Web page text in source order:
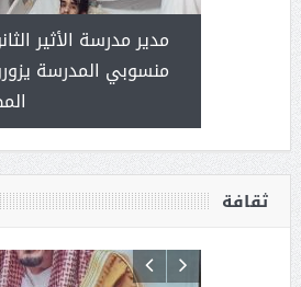
مدير مدرسة الأثير
منسوبي المدرسة
ثقافة